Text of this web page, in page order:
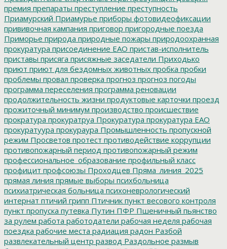
премия препараты преступление преступность
Приамурский Приамурье приборы фотовидеофиксации
прививочная кампания приговор пригородные поезда
Приморье природа природные пожары природоохранная
прокуратура присоединение ЕАО пристав-исполнитель
приставы присяга присяжные заседатели Приходько
приют приют для бездомных животных пробка пробки
проблемы провал проверка прогноз прогноз погоды
программа переселения программа реновации
продолжительность жизни продуктовые карточки проезд
прожиточный минимум производство происшествие
прократура прокуратруа Прокуратура прокуратура ЕАО
прокуратуура прокураура Промышленность пропускной
режим Просветов протест противодействие коррупции
противопожарный период противопожарный режим
профессиональное_образование профильный класс
профицит профсоюзы Проходцев Пряма_линия_2025
прямая линия прямые выборы психбольница
психиатрическая больница психоневрологический
интернат птичий грипп Птичник пункт весового контроля
пункт пропуска путевка Путин ПФР Пшеничный пьянство
за рулем работа работодатели рабочая неделя рабочая
поездка рабочие места радиация радон Разбой
развлекательный центр развод Раздольное размыв